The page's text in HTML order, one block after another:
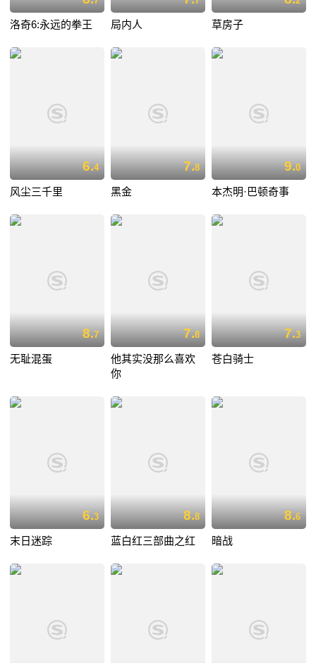
洛奇6:永远的拳王 局内人 草房子
6.4
风尘三千里
7.8
黑金
9.0
本杰明·巴顿奇事
8.7
无耻混蛋
7.8
他其实没那么喜欢
你
7.3
苍白骑士
6.3
末日迷踪
8.8
蓝白红三部曲之红
8.6
暗战